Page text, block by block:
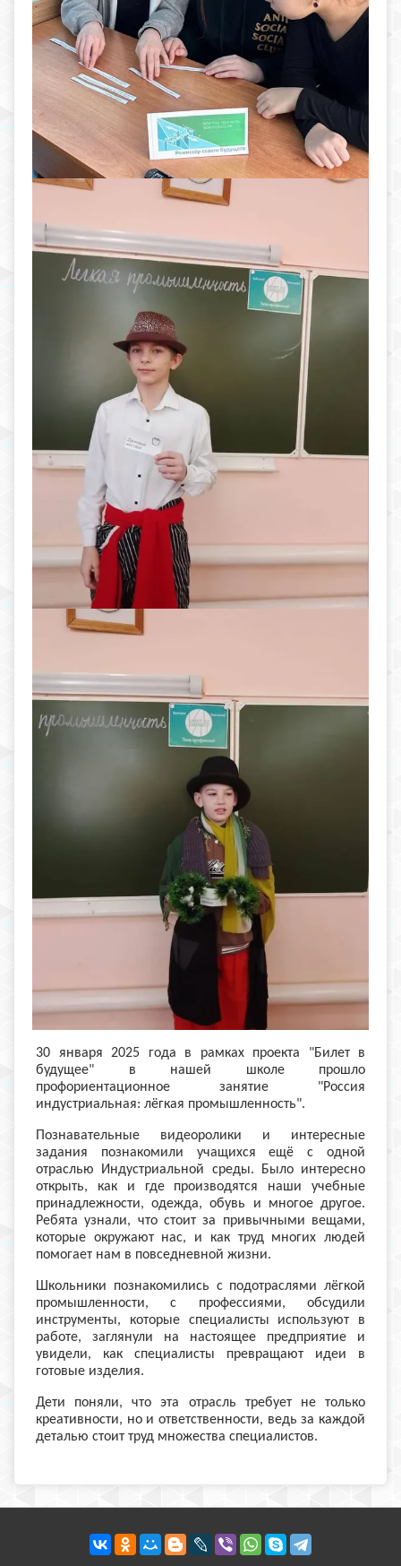
30 января 2025 года в рамках проекта "Билет в
будущее" в нашей школе прошло
профориентационное занятие "Россия
индустриальная: лёгкая промышленность".
Познавательные видеоролики и интересные
задания познакомили учащихся ещё с одной
отраслью Индустриальной среды. Было интересно
открыть, как и где производятся наши учебные
принадлежности, одежда, обувь и многое другое.
Ребята узнали, что стоит за привычными вещами,
которые окружают нас, и как труд многих людей
помогает нам в повседневной жизни.
Школьники познакомились с подотраслями лёгкой
промышленности, с профессиями, обсудили
инструменты, которые специалисты используют в
работе, заглянули на настоящее предприятие и
увидели, как специалисты превращают идеи в
готовые изделия.
Дети поняли, что эта отрасль требует не только
креативности, но и ответственности, ведь за каждой
деталью стоит труд множества специалистов.